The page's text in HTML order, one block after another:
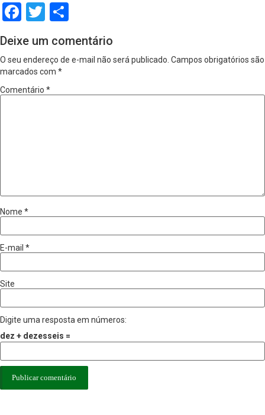
Facebook
Twitter
Deixe um comentário
O seu endereço de e-mail não será publicado. Campos obrigatórios são
marcados com *
Comentário *
Nome *
E-mail *
Site
Digite uma resposta em números:
dez + dezesseis =